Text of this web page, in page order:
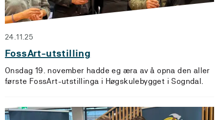
24.11.25
FossArt-utstilling
Onsdag 19. november hadde eg æra av å opna den aller
første FossArt-utstillinga i Høgskulebygget i Sogndal.